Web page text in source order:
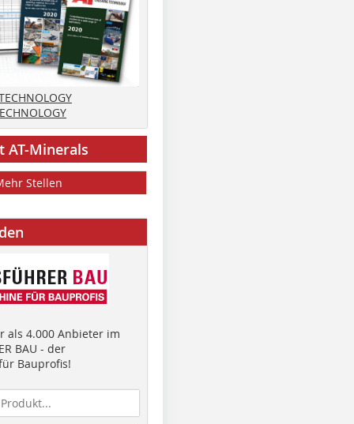
AT-Minerals
Stellen
als 4.000 Anbieter im
BAU - der
Bauprofis!